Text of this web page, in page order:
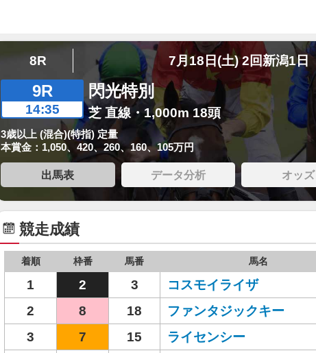
8R 7月18日(土) 2回新潟1日
9R
14:35
閃光特別
芝 直線・1,000m 18頭
3歳以上 (混合)(特指) 定量
本賞金：1,050、420、260、160、105万円
出馬表 データ分析 オッズ
競走成績
着順 枠番 馬番 馬名
1 2 3 コスモイライザ
2
8 18 ファンタジックキー
3
7 15 ライセンシー